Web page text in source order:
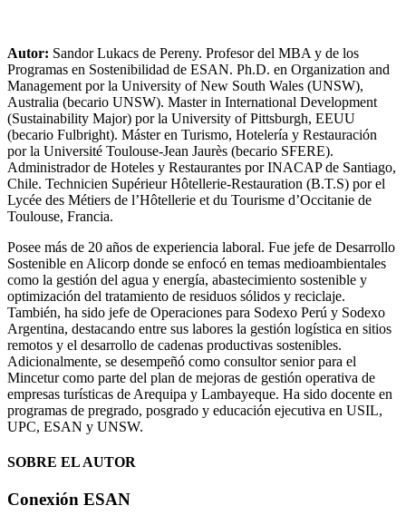
Autor: Sandor Lukacs de Pereny. Profesor del MBA y de los
Programas en Sostenibilidad de ESAN. Ph.D. en Organization and
Management por la University of New South Wales (UNSW),
Australia (becario UNSW). Master in International Development
(Sustainability Major) por la University of Pittsburgh, EEUU
(becario Fulbright). Máster en Turismo, Hotelería y Restauración
por la Université Toulouse-Jean Jaurès (becario SFERE).
Administrador de Hoteles y Restaurantes por INACAP de Santiago,
Chile. Technicien Supérieur Hôtellerie-Restauration (B.T.S) por el
Lycée des Métiers de l’Hôtellerie et du Tourisme d’Occitanie de
Toulouse, Francia.
Posee más de 20 años de experiencia laboral. Fue jefe de Desarrollo
Sostenible en Alicorp donde se enfocó en temas medioambientales
como la gestión del agua y energía, abastecimiento sostenible y
optimización del tratamiento de residuos sólidos y reciclaje.
También, ha sido jefe de Operaciones para Sodexo Perú y Sodexo
Argentina, destacando entre sus labores la gestión logística en sitios
remotos y el desarrollo de cadenas productivas sostenibles.
Adicionalmente, se desempeñó como consultor senior para el
Mincetur como parte del plan de mejoras de gestión operativa de
empresas turísticas de Arequipa y Lambayeque. Ha sido docente en
programas de pregrado, posgrado y educación ejecutiva en USIL,
UPC, ESAN y UNSW.
SOBRE EL AUTOR
Conexión ESAN